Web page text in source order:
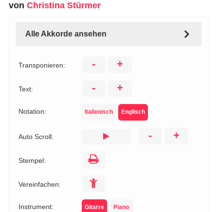
von Christina Stürmer
Alle Akkorde ansehen
Transponieren: - +
Text: - +
Notation: Italienisch Englisch
Auto Scroll: - +
Stempel:
Vereinfachen:
Instrument: Gitarre Piano